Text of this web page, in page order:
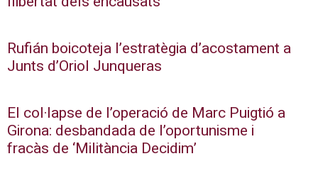
Rufián boicoteja l’estratègia d’acostament a
Junts d’Oriol Junqueras
El col·lapse de l’operació de Marc Puigtió a
Girona: desbandada de l’oportunisme i
fracàs de ‘Militància Decidim’